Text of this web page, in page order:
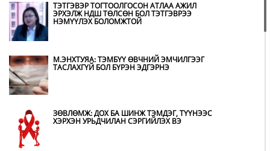
ӨНДӨРЖҮҮЛСЭН БЭЛЭН БАЙДАЛД АЖИЛЛАЖ
БАЙНА
ТЭТГЭВЭР ТОГТООЛГОСОН АТЛАА АЖИЛ
ЭРХЭЛЖ НДШ ТӨЛСӨН БОЛ ТЭТГЭВРЭЭ
НЭМҮҮЛЭХ БОЛОМЖТОЙ
М.ЭНХТУЯА: ТЭМБҮҮ ӨВЧНИЙ ЭМЧИЛГЭЭГ
ТАСЛАХГҮЙ БОЛ БҮРЭН ЭДГЭРНЭ
ЗӨВЛӨМЖ: ДОХ БА ШИНЖ ТЭМДЭГ, ТҮҮНЭЭС
ХЭРХЭН УРЬДЧИЛАН СЭРГИЙЛЭХ ВЭ